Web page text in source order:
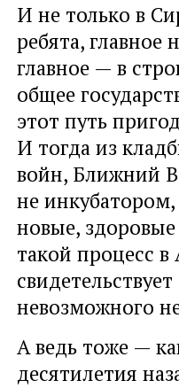
И не только в
ребята, главное
главное — в
общее
этот путь
И тогда из
войн, Ближний
не
новые,
такой процесс
невозможного
А ведь тоже —
десятилетия